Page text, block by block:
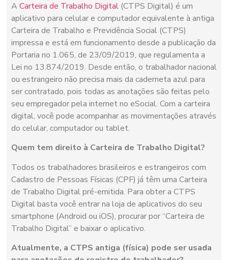
A Carteira de Trabalho Digital(CTPS Digital) é um
aplicativo para celular e computador equivalente à antiga
Carteira de Trabalho e Previdência Social (CTPS)
impressa e está em funcionamento desde a publicação da
Portaria no 1.065, de 23/09/2019, que regulamenta a
Lei no 13.874/2019. Desde então, o trabalhador nacional
ou estrangeiro não precisa mais da caderneta azul para
ser contratado, pois todas as anotações são feitas pelo
seu empregador pela internet no eSocial. Com a carteira
digital, você pode acompanhar as movimentações através
do celular, computador ou tablet.
Quem tem direito à Carteira de Trabalho Digital?
Todos os trabalhadores brasileiros e estrangeiros com
Cadastro de Pessoas Físicas (CPF) já têm uma Carteira
de Trabalho Digital pré-emitida. Para obter a CTPS
Digital basta você entrar na loja de aplicativos do seu
smartphone (Android ou iOS), procurar por “Carteira de
Trabalho Digital” e baixar o aplicativo.
Atualmente, a CTPS antiga (física) pode ser usada